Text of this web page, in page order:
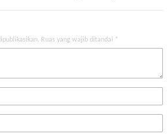
Ruas yang wajib ditandai *